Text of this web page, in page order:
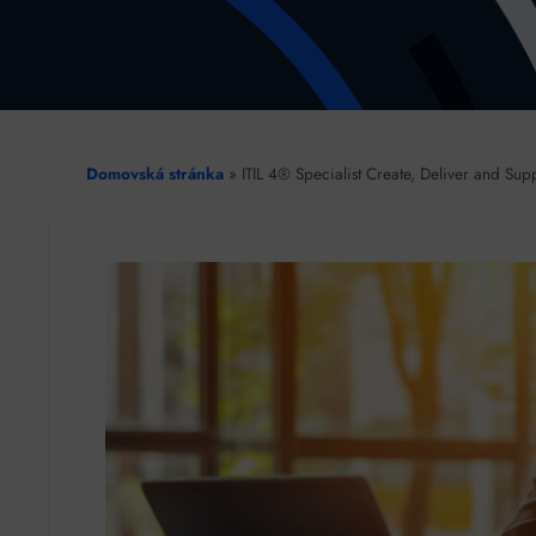
Domovská stránka » ITIL 4® Specialist Create, Deliver and